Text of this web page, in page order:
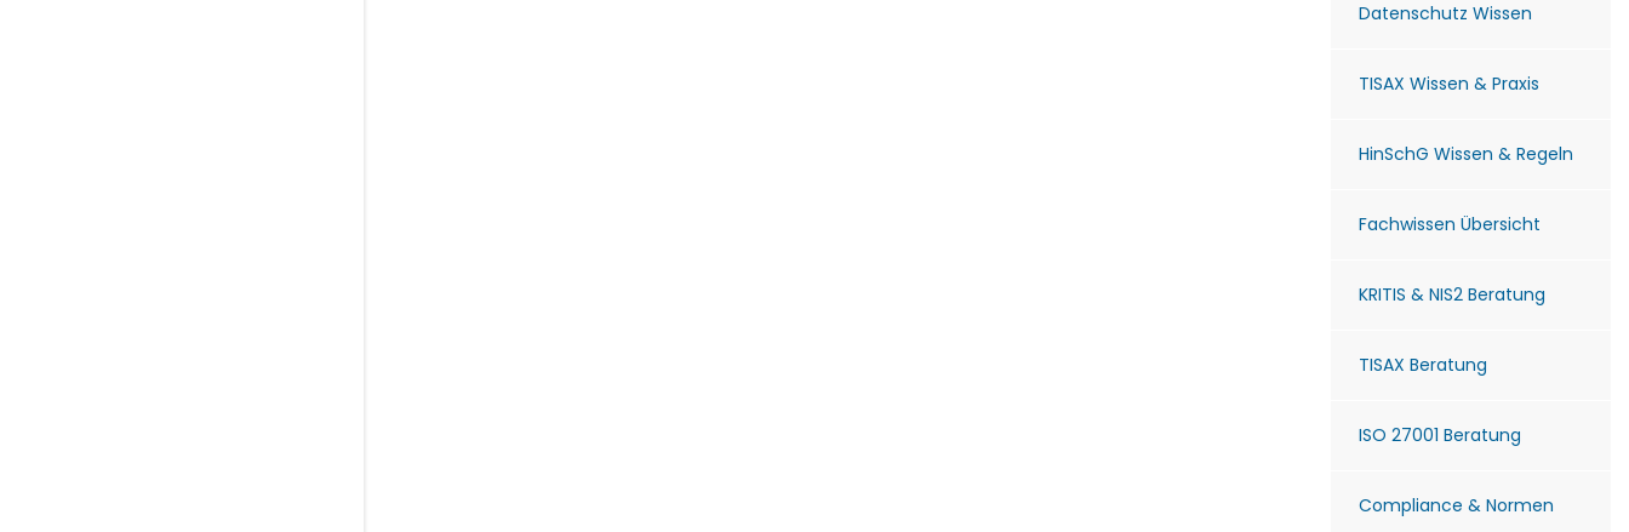
Datenschutz Wissen
TISAX Wissen & Praxis
HinSchG Wissen & Regeln
Fachwissen Übersicht
KRITIS & NIS2 Beratung
TISAX Beratung
ISO 27001 Beratung
Compliance & Normen